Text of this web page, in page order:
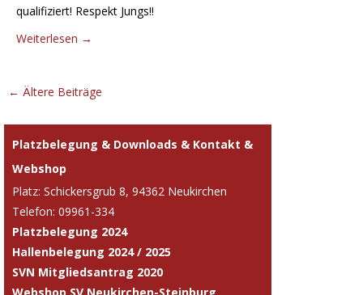
qualifiziert! Respekt Jungs!!
Weiterlesen →
Beitrags-
← Ältere Beiträge
Platzbelegung & Downloads & Kontakt &
Webshop
Platz: Schickersgrub 8, 94362 Neukirchen
Telefon: 09961-334
Platzbelegung 2024
Hallenbelegung 2024 / 2025
SVN Mitgliedsantrag 2020